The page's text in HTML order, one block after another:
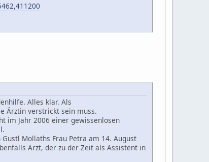
Alles klar. Als
Ärztin verstrickt sein muss.
im Jahr 2006 einer gewissenlosen
Mollaths Frau Petra am 14. August
Arzt, der zu der Zeit als Assistent in